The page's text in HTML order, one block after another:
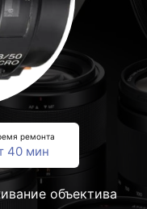
ремонта
40 мин
объектива